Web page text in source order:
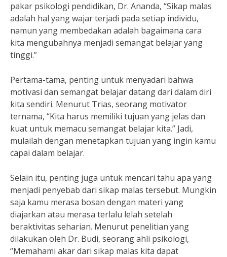
pakar psikologi pendidikan, Dr. Ananda, “Sikap malas
adalah hal yang wajar terjadi pada setiap individu,
namun yang membedakan adalah bagaimana cara
kita mengubahnya menjadi semangat belajar yang
tinggi.”
Pertama-tama, penting untuk menyadari bahwa
motivasi dan semangat belajar datang dari dalam diri
kita sendiri. Menurut Trias, seorang motivator
ternama, “Kita harus memiliki tujuan yang jelas dan
kuat untuk memacu semangat belajar kita.” Jadi,
mulailah dengan menetapkan tujuan yang ingin kamu
capai dalam belajar.
Selain itu, penting juga untuk mencari tahu apa yang
menjadi penyebab dari sikap malas tersebut. Mungkin
saja kamu merasa bosan dengan materi yang
diajarkan atau merasa terlalu lelah setelah
beraktivitas seharian. Menurut penelitian yang
dilakukan oleh Dr. Budi, seorang ahli psikologi,
“Memahami akar dari sikap malas kita dapat